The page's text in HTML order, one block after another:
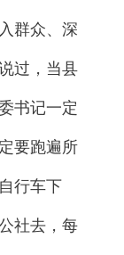
群众、深
过，当县
书记一定
要跑遍所
行车下
社去，每